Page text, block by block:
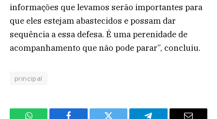
informações que levamos serão importantes para
que eles estejam abastecidos e possam dar
sequência a essa defesa. É uma perenidade de
acompanhamento que não pode parar”, concluiu.
principal